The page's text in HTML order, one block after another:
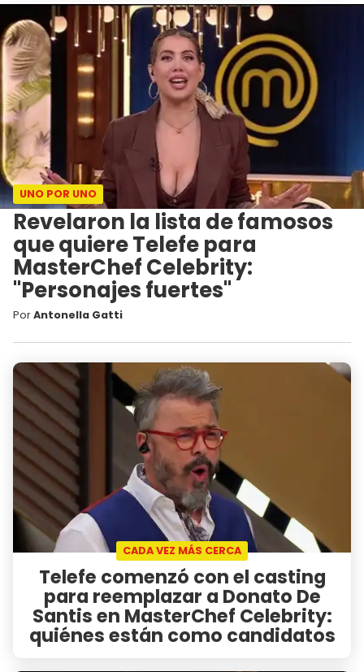
UNO POR UNO
Revelaron la lista de famosos
que quiere Telefe para
MasterChef Celebrity:
"Personajes fuertes"
PorAntonella Gatti
CADA VEZ MÁS CERCA
Telefe comenzó con el casting
para reemplazar a Donato De
Santis en MasterChef Celebrity:
quiénes están como candidatos